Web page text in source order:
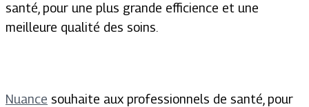
santé, pour une plus grande efficience et une
meilleure qualité des soins.
Nuance souhaite aux professionnels de santé, pour